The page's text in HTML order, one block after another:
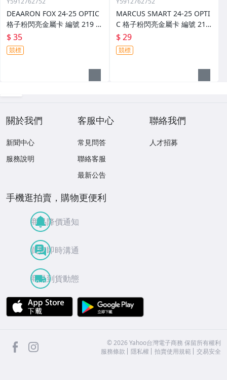
DEAARON FOX 24-25 OPTIC
格子粉閃亮金屬卡 編號 219 前
後圖
$ 35
競標
MARCUS SMART 24-25 OPTI
C 格子粉閃亮金屬卡 編號 213
前後圖
$ 29
競標
關於我們
新聞中心
服務說明
客服中心
常見問答
聯絡客服
最新公告
聯絡我們
人才招募
手機逛拍賣，購物更便利
商品降價通知
買賣即時溝通
商品到貨動態
APP Store
facebook ©2026 Yahoo台灣電子商務 保留所有權利
服務條款
隱私權 拍賣使用規範 交易安全